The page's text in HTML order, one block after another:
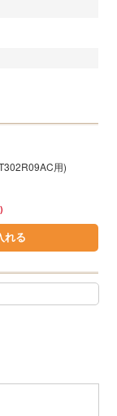
用)
れる